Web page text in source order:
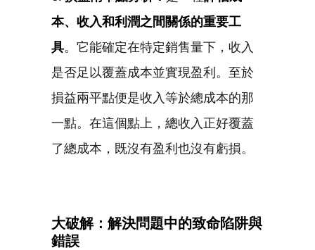
本、收入和利潤之間關係的重要工
具。它能確定在特定銷售量下，收入
是否足以覆蓋成本並實現盈利。至於
損益兩平點便是收入等於總成本的那
一點。在這個點上，總收入正好覆蓋
了總成本，既沒有盈利也沒有虧損。
大破解：解決問題中的致命陷阱與
錯誤